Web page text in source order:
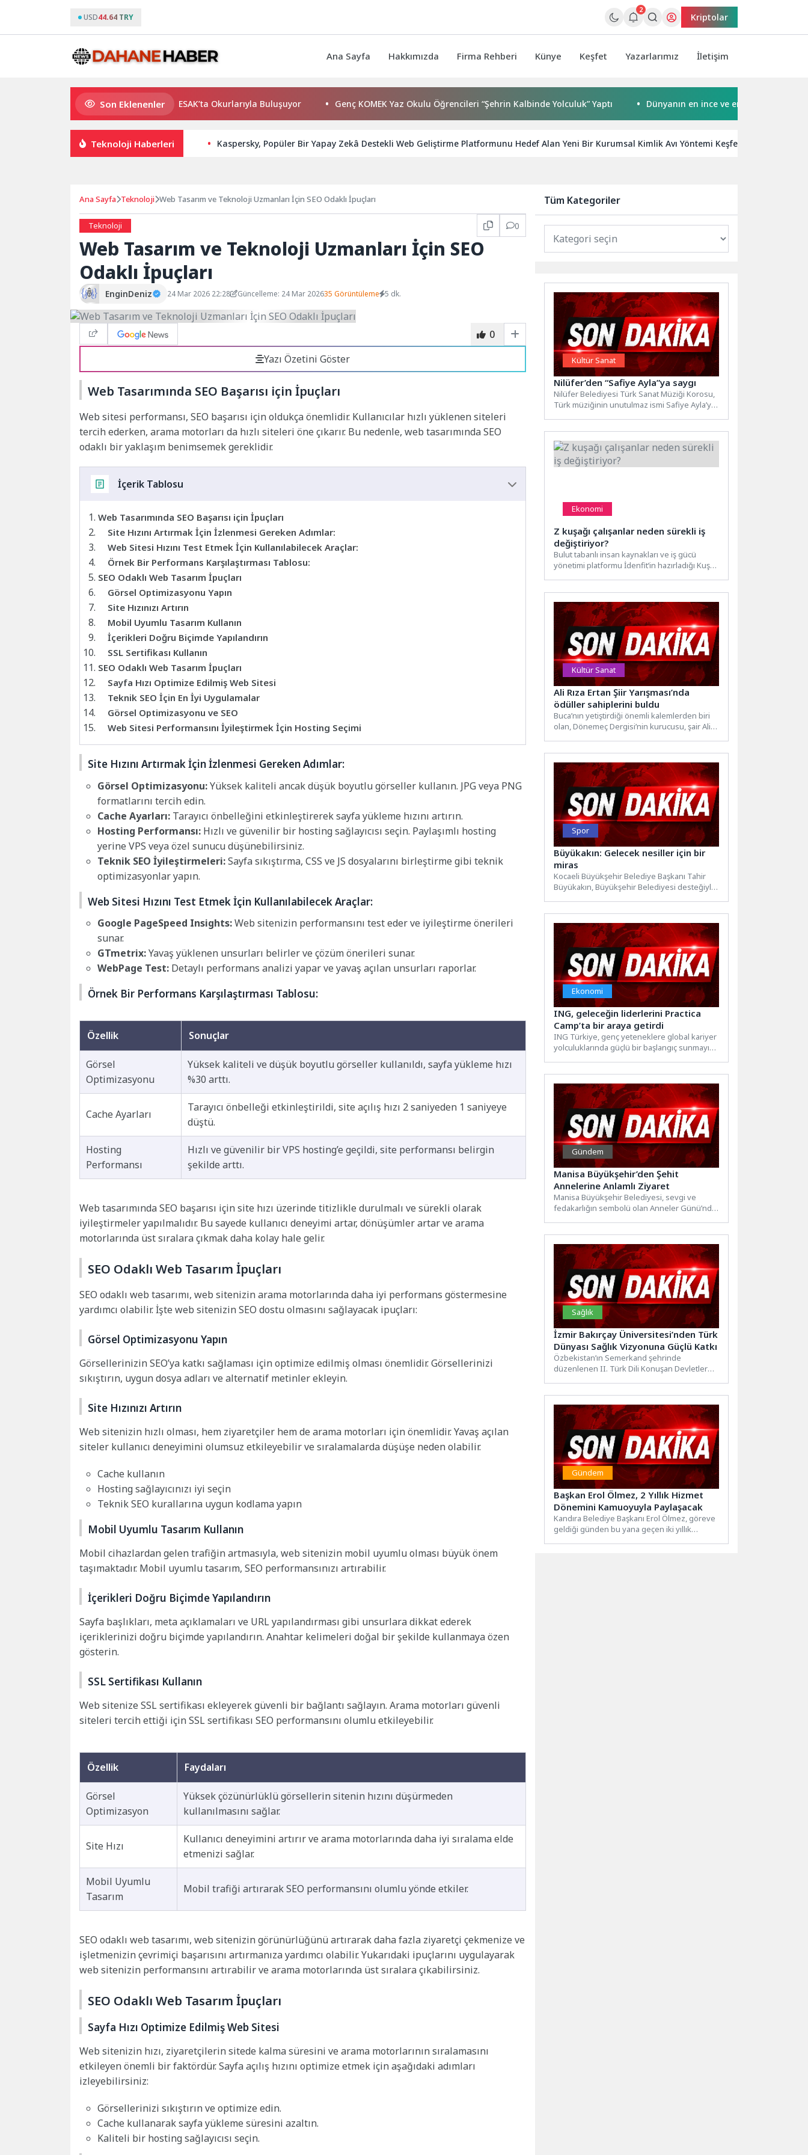
USD44.64 TRY
2
Kriptolar
Ana Sayfa Hakkımızda Firma Rehberi Künye Keşfet Yazarlarımız İletişim
Son Eklenenler
Usta Yazar Burhan Sönmez TESAK’ta Okurlarıyla Buluşuyor Genç KOMEK Yaz Okulu Öğrencileri “Şehrin Kalbinde Yolculuk” Yaptı Dünyanın en ince ve en güçlü katlanabilir
Teknoloji Haberleri Kaspersky, Popüler Bir Yapay Zekâ Destekli Web Geliştirme Platformunu Hedef Alan Yeni Bir Kurumsal Kimlik Avı Yöntemi Keşfetti
Ana Sayfa Teknoloji Web Tasarım ve Teknoloji Uzmanları İçin SEO Odaklı İpuçları
Teknoloji 0
Web Tasarım ve Teknoloji Uzmanları İçin SEO
Odaklı İpuçları
EnginDeniz 24 Mar 2026 22:28 Güncelleme: 24 Mar 202635 Görüntüleme 5 dk.
0
Yazı Özetini Göster
Web Tasarımında SEO Başarısı için İpuçları
Web sitesi performansı, SEO başarısı için oldukça önemlidir. Kullanıcılar hızlı yüklenen siteleri
tercih ederken, arama motorları da hızlı siteleri öne çıkarır. Bu nedenle, web tasarımında SEO
odaklı bir yaklaşım benimsemek gereklidir.
İçerik Tablosu
Web Tasarımında SEO Başarısı için İpuçları
Site Hızını Artırmak İçin İzlenmesi Gereken Adımlar:
Web Sitesi Hızını Test Etmek İçin Kullanılabilecek Araçlar:
Örnek Bir Performans Karşılaştırması Tablosu:
SEO Odaklı Web Tasarım İpuçları
Görsel Optimizasyonu Yapın
Site Hızınızı Artırın
Mobil Uyumlu Tasarım Kullanın
İçerikleri Doğru Biçimde Yapılandırın
SSL Sertifikası Kullanın
SEO Odaklı Web Tasarım İpuçları
Sayfa Hızı Optimize Edilmiş Web Sitesi
Teknik SEO İçin En İyi Uygulamalar
Görsel Optimizasyonu ve SEO
Web Sitesi Performansını İyileştirmek İçin Hosting Seçimi
Site Hızını Artırmak İçin İzlenmesi Gereken Adımlar:
Görsel Optimizasyonu:Yüksek kaliteli ancak düşük boyutlu görseller kullanın. JPG veya PNG
formatlarını tercih edin.
Cache Ayarları: Tarayıcı önbelleğini etkinleştirerek sayfa yükleme hızını artırın.
Hosting Performansı: Hızlı ve güvenilir bir hosting sağlayıcısı seçin. Paylaşımlı hosting
yerine VPS veya özel sunucu düşünebilirsiniz.
Teknik SEO İyileştirmeleri:Sayfa sıkıştırma, CSS ve JS dosyalarını birleştirme gibi teknik
optimizasyonlar yapın.
Web Sitesi Hızını Test Etmek İçin Kullanılabilecek Araçlar:
Google PageSpeed Insights:Web sitenizin performansını test eder ve iyileştirme önerileri
sunar.
GTmetrix:Yavaş yüklenen unsurları belirler ve çözüm önerileri sunar.
WebPage Test: Detaylı performans analizi yapar ve yavaş açılan unsurları raporlar.
Örnek Bir Performans Karşılaştırması Tablosu:
Özellik Sonuçlar
Görsel
Optimizasyonu
Yüksek kaliteli ve düşük boyutlu görseller kullanıldı, sayfa yükleme hızı
%30 arttı.
Cache Ayarları
Tarayıcı önbelleği etkinleştirildi, site açılış hızı 2 saniyeden 1 saniyeye
düştü.
Hosting
Performansı
Hızlı ve güvenilir bir VPS hosting’e geçildi, site performansı belirgin
şekilde arttı.
Web tasarımında SEO başarısı için site hızı üzerinde titizlikle durulmalı ve sürekli olarak
iyileştirmeler yapılmalıdır. Bu sayede kullanıcı deneyimi artar, dönüşümler artar ve arama
motorlarında üst sıralara çıkmak daha kolay hale gelir.
SEO Odaklı Web Tasarım İpuçları
SEO odaklı web tasarımı, web sitenizin arama motorlarında daha iyi performans göstermesine
yardımcı olabilir. İşte web sitenizin SEO dostu olmasını sağlayacak ipuçları:
Görsel Optimizasyonu Yapın
Görsellerinizin SEO’ya katkı sağlaması için optimize edilmiş olması önemlidir. Görsellerinizi
sıkıştırın, uygun dosya adları ve alternatif metinler ekleyin.
Site Hızınızı Artırın
Web sitenizin hızlı olması, hem ziyaretçiler hem de arama motorları için önemlidir. Yavaş açılan
siteler kullanıcı deneyimini olumsuz etkileyebilir ve sıralamalarda düşüşe neden olabilir.
Cache kullanın
Hosting sağlayıcınızı iyi seçin
Teknik SEO kurallarına uygun kodlama yapın
Mobil Uyumlu Tasarım Kullanın
Mobil cihazlardan gelen trafiğin artmasıyla, web sitenizin mobil uyumlu olması büyük önem
taşımaktadır. Mobil uyumlu tasarım, SEO performansınızı artırabilir.
İçerikleri Doğru Biçimde Yapılandırın
Sayfa başlıkları, meta açıklamaları ve URL yapılandırması gibi unsurlara dikkat ederek
içeriklerinizi doğru biçimde yapılandırın. Anahtar kelimeleri doğal bir şekilde kullanmaya özen
gösterin.
SSL Sertifikası Kullanın
Web sitenize SSL sertifikası ekleyerek güvenli bir bağlantı sağlayın. Arama motorları güvenli
siteleri tercih ettiği için SSL sertifikası SEO performansını olumlu etkileyebilir.
Özellik Faydaları
Görsel
Optimizasyon
Yüksek çözünürlüklü görsellerin sitenin hızını düşürmeden
kullanılmasını sağlar.
Site Hızı
Kullanıcı deneyimini artırır ve arama motorlarında daha iyi sıralama elde
etmenizi sağlar.
Mobil Uyumlu
Tasarım
Mobil trafiği artırarak SEO performansını olumlu yönde etkiler.
SEO odaklı web tasarımı, web sitenizin görünürlüğünü artırarak daha fazla ziyaretçi çekmenize ve
işletmenizin çevrimiçi başarısını artırmanıza yardımcı olabilir. Yukarıdaki ipuçlarını uygulayarak
web sitenizin performansını artırabilir ve arama motorlarında üst sıralara çıkabilirsiniz.
SEO Odaklı Web Tasarım İpuçları
Sayfa Hızı Optimize Edilmiş Web Sitesi
Web sitenizin hızı, ziyaretçilerin sitede kalma süresini ve arama motorlarının sıralamasını
etkileyen önemli bir faktördür. Sayfa açılış hızını optimize etmek için aşağıdaki adımları
izleyebilirsiniz:
Görsellerinizi sıkıştırın ve optimize edin.
Cache kullanarak sayfa yükleme süresini azaltın.
Kaliteli bir hosting sağlayıcısı seçin.
Tüm Kategoriler
Kültür Sanat
Nilüfer’den “Safiye Ayla”ya saygı
Nilüfer Belediyesi Türk Sanat Müziği Korosu,
Türk müziğinin unutulmaz ismi Safiye Ayla’yı
Ekonomi
Z kuşağı çalışanlar neden sürekli iş
değiştiriyor?
Bulut tabanlı insan kaynakları ve iş gücü
yönetimi platformu İdenfit’in hazırladığı Kuşak
Kültür Sanat
Ali Rıza Ertan Şiir Yarışması’nda
ödüller sahiplerini buldu
Buca’nın yetiştirdiği önemli kalemlerden biri
olan, Dönemeç Dergisi’nin kurucusu, şair Ali
Spor
Büyükakın: Gelecek nesiller için bir
miras
Kocaeli Büyükşehir Belediye Başkanı Tahir
Büyükakın, Büyükşehir Belediyesi desteğiyle
Ekonomi
ING, geleceğin liderlerini Practica
Camp’ta bir araya getirdi
ING Türkiye, genç yeteneklere global kariyer
yolculuklarında güçlü bir başlangıç sunmayı
Gündem
Manisa Büyükşehir’den Şehit
Annelerine Anlamlı Ziyaret
Manisa Büyükşehir Belediyesi, sevgi ve
fedakarlığın sembolü olan Anneler Günü’nde
Sağlık
İzmir Bakırçay Üniversitesi’nden Türk
Dünyası Sağlık Vizyonuna Güçlü Katkı
Özbekistan’ın Semerkand şehrinde
düzenlenen II. Türk Dili Konuşan Devletler
Gündem
Başkan Erol Ölmez, 2 Yıllık Hizmet
Dönemini Kamuoyuyla Paylaşacak
Kandıra Belediye Başkanı Erol Ölmez, göreve
geldiği günden bu yana geçen iki yıllık